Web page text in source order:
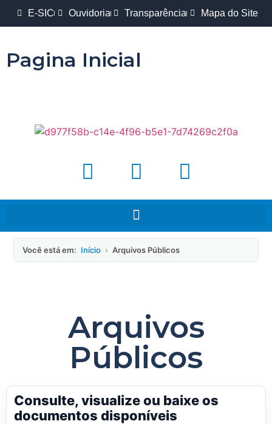
E-SIC Ouvidoria Transparência Mapa do Site
Pagina Inicial
Você está em: Início › Arquivos Públicos
Arquivos
Públicos
Consulte, visualize ou baixe os
documentos disponíveis